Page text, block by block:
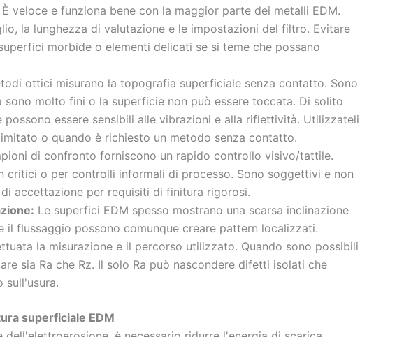
veloce e funziona bene con la maggior parte dei metalli EDM.
la lunghezza di valutazione e le impostazioni del filtro. Evitare
morbide o elementi delicati se si teme che possano
ottici misurano la topografia superficiale senza contatto. Sono
molto fini o la superficie non può essere toccata. Di solito
essere sensibili alle vibrazioni e alla riflettività. Utilizzateli
o quando è richiesto un metodo senza contatto.
di confronto forniscono un rapido controllo visivo/tattile.
critici o per controlli informali di processo. Sono soggettivi e non
accettazione per requisiti di finitura rigorosi.
Le superfici EDM spesso mostrano una scarsa inclinazione
il flussaggio possono comunque creare pattern localizzati.
la misurazione e il percorso utilizzato. Quando sono possibili
sia Ra che Rz. Il solo Ra può nascondere difetti isolati che
sull'usura.
superficiale EDM